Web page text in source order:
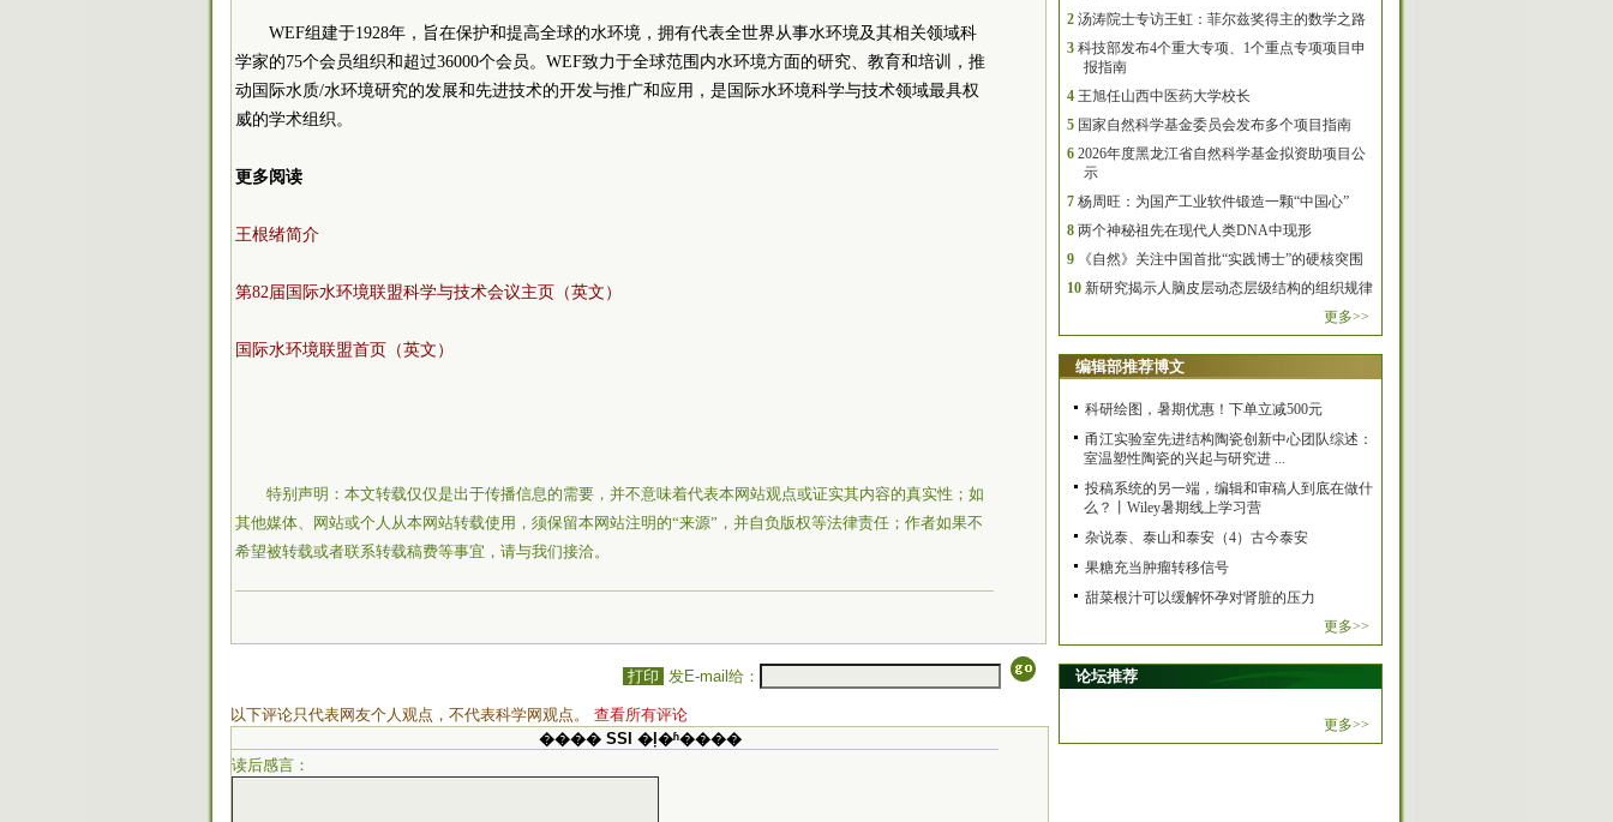
WEF组建于1928年，旨在保护和提高全球的水环境，拥有代表全世界从事水环境及其相关领域科
学家的75个会员组织和超过36000个会员。WEF致力于全球范围内水环境方面的研究、教育和培训，推
动国际水质/水环境研究的发展和先进技术的开发与推广和应用，是国际水环境科学与技术领域最具权
威的学术组织。
更多阅读
王根绪简介
第82届国际水环境联盟科学与技术会议主页（英文）
国际水环境联盟首页（英文）
特别声明：本文转载仅仅是出于传播信息的需要，并不意味着代表本网站观点或证实其内容的真实性；如
其他媒体、网站或个人从本网站转载使用，须保留本网站注明的“来源”，并自负版权等法律责任；作者如果不
希望被转载或者联系转载稿费等事宜，请与我们接洽。
打印 发E-mail给：
以下评论只代表网友个人观点，不代表科学网观点。 查看所有评论
���� SSI �ļ�ʱ����
读后感言：
2 汤涛院士专访王虹：菲尔兹奖得主的数学之路
3 科技部发布4个重大专项、1个重点专项项目申
报指南
4 王旭任山西中医药大学校长
5 国家自然科学基金委员会发布多个项目指南
6 2026年度黑龙江省自然科学基金拟资助项目公
示
7 杨周旺：为国产工业软件锻造一颗“中国心”
8 两个神秘祖先在现代人类DNA中现形
9
《自然》关注中国首批“实践博士”的硬核突围
10 新研究揭示人脑皮层动态层级结构的组织规律
更多>>
编辑部推荐博文
科研绘图，暑期优惠！下单立减500元
甬江实验室先进结构陶瓷创新中心团队综述：
室温塑性陶瓷的兴起与研究进 ...
投稿系统的另一端，编辑和审稿人到底在做什
么？丨Wiley暑期线上学习营
杂说泰、泰山和泰安（4）古今泰安
果糖充当肿瘤转移信号
甜菜根汁可以缓解怀孕对肾脏的压力
更多>>
论坛推荐
更多>>